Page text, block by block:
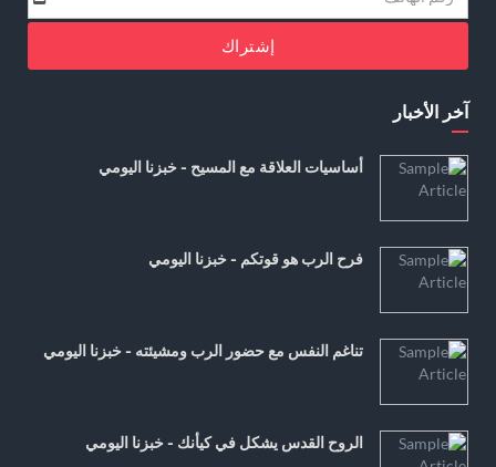
إشتراك
آخر الأخبار
أساسيات العلاقة مع المسيح - خبزنا اليومي
فرح الرب هو قوتكم - خبزنا اليومي
تناغم النفس مع حضور الرب ومشيئته - خبزنا اليومي
الروح القدس يشكل في كيأنك - خبزنا اليومي